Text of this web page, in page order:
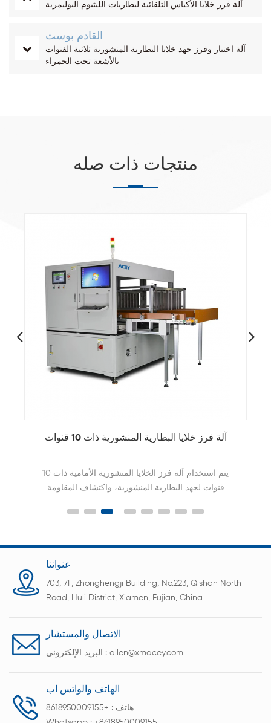
آلة فرز خلايا الأكياس التلقائية لبطاريات الليثيوم البوليمرية
القادم بوست
آلة اختبار وفرز جهد خلايا البطارية المنشورية ثلاثية القنوات
بالأشعة تحت الحمراء
منتجات ذات صله
آلة فرز خلايا البطارية المنشورية ذات 10 قنوات
يتم استخدام آلة فرز الخلايا المنشورية الأمامية ذات 10
قنوات لجهد البطارية المنشورية، واكتشاف المقاومة
عنواننا
703, 7F, Zhonghengji Building, No.223, Qishan North
Road, Huli District, Xiamen, Fujian, China
الاتصال والمستشار
البريد الإلكتروني : allen@xmacey.com
الهاتف والواتس اب
هاتف : +8618950009155